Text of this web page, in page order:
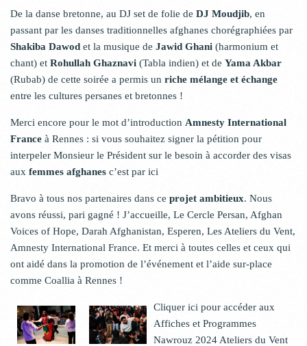
De la danse bretonne, au DJ set de folie de DJ Moudjib, en
passant par les danses traditionnelles afghanes chorégraphiées par
Shakiba Dawod et la musique de Jawid Ghani (harmonium et
chant) et Rohullah Ghaznavi (Tabla indien) et de Yama Akbar
(Rubab) de cette soirée a permis un riche mélange et échange
entre les cultures persanes et bretonnes !
Merci encore pour le mot d’introduction Amnesty International
France à Rennes : si vous souhaitez signer la pétition pour
interpeler Monsieur le Président sur le besoin à accorder des visas
aux femmes afghanes c’est par ici
Bravo à tous nos partenaires dans ce projet ambitieux. Nous
avons réussi, pari gagné ! J’accueille, Le Cercle Persan, Afghan
Voices of Hope, Darah Afghanistan, Esperen, Les Ateliers du Vent,
Amnesty International France. Et merci à toutes celles et ceux qui
ont aidé dans la promotion de l’événement et l’aide sur-place
comme Coallia à Rennes !
Cliquer ici pour accéder aux
Affiches et Programmes
Nawrouz 2024 Ateliers du Vent